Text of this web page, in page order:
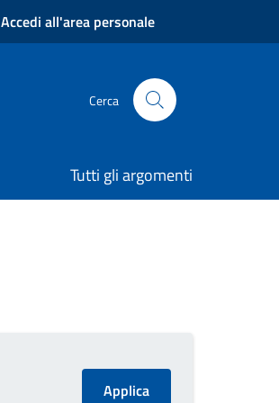
Accedi all'area personale
Cerca
Tutti gli argomenti